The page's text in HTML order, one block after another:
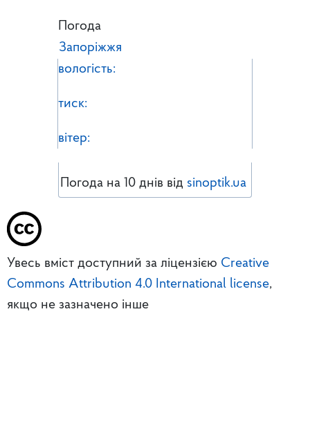
Погода
Запоріжжя
вологість:
тиск:
вітер:
Погода на 10 днів від sinoptik.ua
Увесь вміст доступний за ліцензією Creative
Commons Attribution 4.0 International license,
якщо не зазначено інше